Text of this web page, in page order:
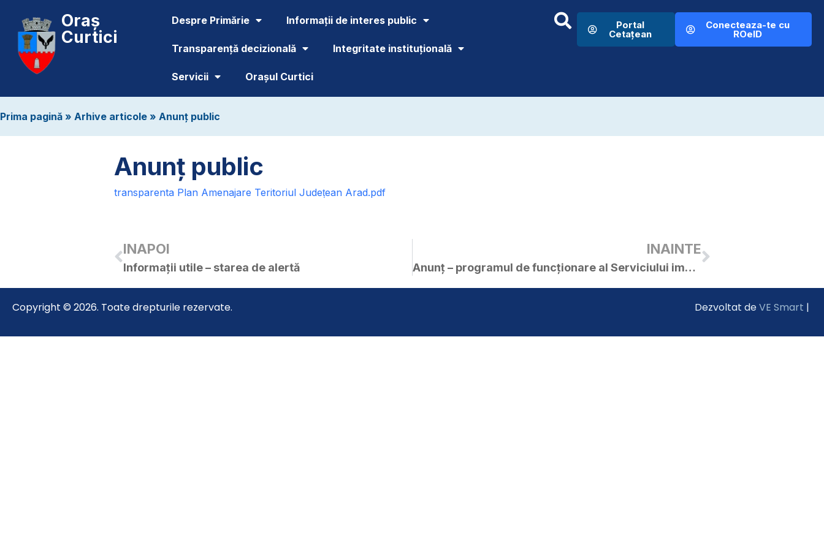
Oraș
Curtici
Despre Primărie Informații de interes public
Transparență decizională Integritate instituțională
Servicii Orașul Curtici
Portal
Cetațean
Conecteaza-te cu
ROeID
Prima pagină » Arhive articole » Anunț public
Anunț public
transparenta Plan Amenajare Teritoriul Județean Arad.pdf
INAPOI
Informații utile – starea de alertă
INAINTE
Anunț – programul de funcționare al Serviciului impozite și taxe în perioada stării de alertă
Copyright © 2026. Toate drepturile rezervate. Dezvoltat deVE Smart |